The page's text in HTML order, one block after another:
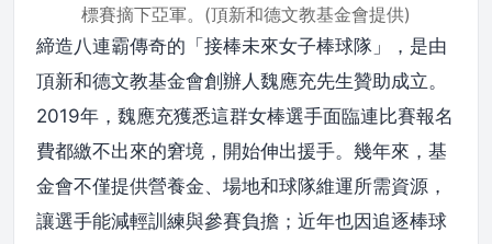
標賽摘下亞軍。(頂新和德文教基金會提供)
締造八連霸傳奇的「接棒未來女子棒球隊」，是由
頂新和德文教基金會創辦人魏應充先生贊助成立。
2019年，魏應充獲悉這群女棒選手面臨連比賽報名
費都繳不出來的窘境，開始伸出援手。幾年來，基
金會不僅提供營養金、場地和球隊維運所需資源，
讓選手能減輕訓練與參賽負擔；近年也因追逐棒球